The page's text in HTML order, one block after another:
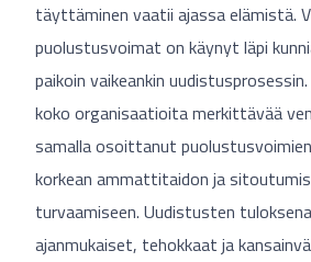
täyttäminen vaatii ajassa elämistä.
puolustusvoimat on käynyt läpi
paikoin vaikeankin
koko organisaatioita merkittävää
samalla osoittanut
korkean ammattitaidon ja
turvaamiseen. Uudistusten
ajanmukaiset, tehokkaat ja